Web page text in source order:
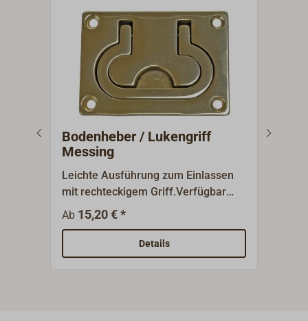
Bodenheber / Lukengriff
Messing
Leichte Ausführung zum Einlassen
mit rechteckigem Griff.Verfügbar
aus Messing poliert oder verchromt.
Ab 15,20 € *
Details